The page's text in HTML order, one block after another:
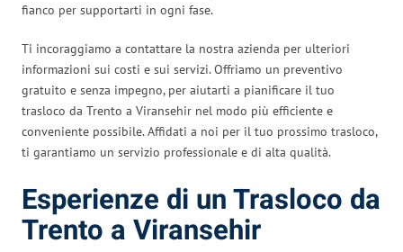
fianco per supportarti in ogni fase.
Ti incoraggiamo a contattare la nostra azienda per ulteriori
informazioni sui costi e sui servizi. Offriamo un preventivo
gratuito e senza impegno, per aiutarti a pianificare il tuo
trasloco da Trento a Viransehir nel modo più efficiente e
conveniente possibile. Affidati a noi per il tuo prossimo trasloco,
ti garantiamo un servizio professionale e di alta qualità.
Esperienze di un Trasloco da
Trento a Viransehir